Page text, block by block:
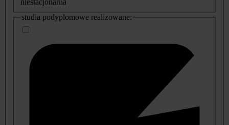
niestacjonarna
studia podyplomowe realizowane: